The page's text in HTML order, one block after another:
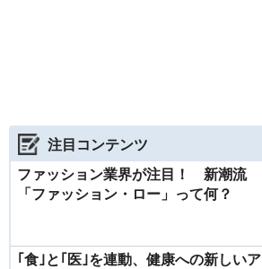
注目コンテンツ
ファッション業界が注目！ 新潮流
「ファッション・ロー」って何？
｢食｣と｢医｣を連動、健康への新しいア